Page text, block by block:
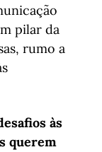
pilar da
rumo a
às
querem